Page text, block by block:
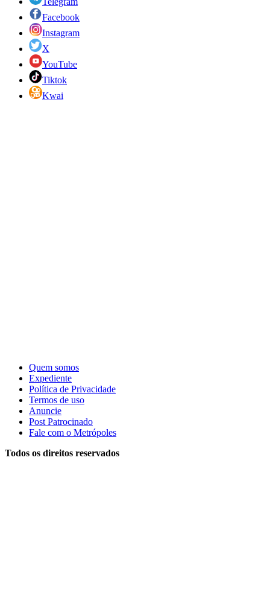
Facebook
Instagram
X
YouTube
Tiktok
Kwai
Quem somos
Expediente
Política de Privacidade
Termos de uso
Anuncie
Post Patrocinado
Fale com o Metrópoles
Todos os direitos reservados